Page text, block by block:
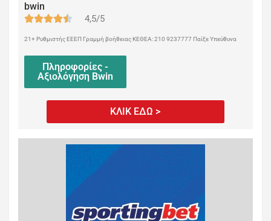
bwin
4,5/5
21+ Ρυθμιστής ΕΕΕΠ Γραμμή βοήθειας ΚΕΘΕΑ: 210 9237777 Παίξε Υπεύθυνα
Πληροφορίες -
Αξιολόγηση Bwin
ΚΛΙΚ ΕΔΩ >